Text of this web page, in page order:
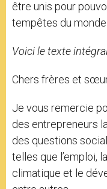
être unis pour
tempêtes du monde.
Voici le texte
Chers frères et
Je vous remercie
des entrepreneurs
des questions
telles que l’emploi,
climatique et le